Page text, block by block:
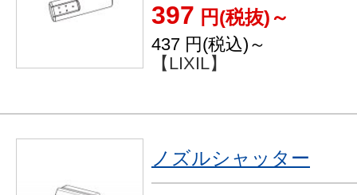
397 円(税抜)～
437 円(税込)～
【LIXIL】
ノズルシャッター